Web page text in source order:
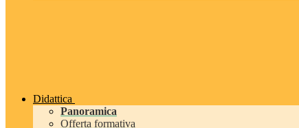
Didattica
Panoramica
Offerta formativa